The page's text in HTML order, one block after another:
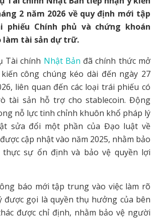
2 năm 2026 về quy định mới tập
phiếu Chính phủ và chứng khoán
làm tài sản dự trữ.
Tài chính Nhật Bản đã chính thức mở
công chúng kéo dài đến ngày 27
liên quan đến các loại trái phiếu có
tài sản hỗ trợ cho stablecoin. Động
nỗ lực tinh chỉnh khuôn khổ pháp lý
sửa đổi một phần của Đạo luật về
cập nhật vào năm 2025, nhằm bảo
thực sự ổn định và bảo vệ quyền lợi
báo mới tập trung vào việc làm rõ
được gọi là quyền thụ hưởng của bên
được chỉ định, nhằm bảo vệ người